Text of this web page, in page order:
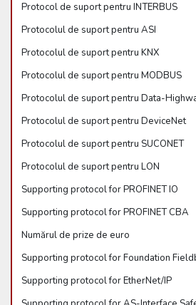
Protocol de suport pentru INTERBUS
Protocolul de suport pentru ASI
Protocolul de suport pentru KNX
Protocolul de suport pentru MODBUS
Protocolul de suport pentru Data-
Protocolul de suport pentru DeviceNet
Protocolul de suport pentru SUCONET
Protocolul de suport pentru LON
Supporting protocol for PROFINET IO
Supporting protocol for PROFINET CBA
Numărul de prize de euro
Supporting protocol for Foundation
Supporting protocol for EtherNet/IP